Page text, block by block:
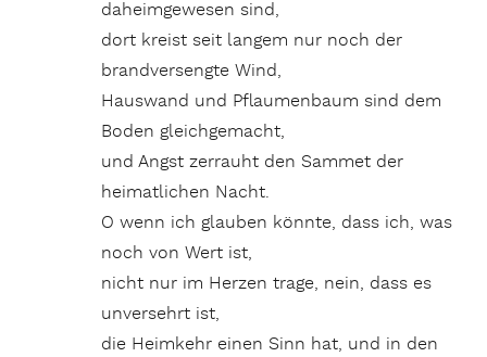
daheimgewesen sind,
dort kreist seit langem nur noch der
brandversengte Wind,
Hauswand und Pflaumenbaum sind dem
Boden gleichgemacht,
und Angst zerrauht den Sammet der
heimatlichen Nacht.
O wenn ich glauben könnte, dass ich, was
noch von Wert ist,
nicht nur im Herzen trage, nein, dass es
unversehrt ist,
die Heimkehr einen Sinn hat, und in den